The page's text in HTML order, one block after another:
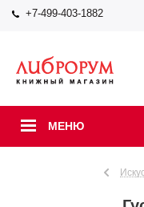
+7-499-403-1882
МЕНЮ